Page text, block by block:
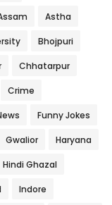
Astha
Bhojpuri
Chhatarpur
Crime
Funny Jokes
Gwalior Haryana
Hindi Ghazal
Indore